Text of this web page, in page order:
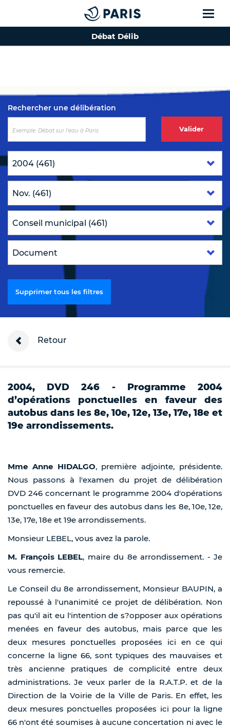
Top of the page
Débat Délib
Rechercher une délibération
Valider
Supprimer tous les filtres
Retour
2004, DVD 246 - Programme 2004
d’opérations ponctuelles en faveur des
autobus dans les 8e, 10e, 12e, 13e, 17e, 18e et
19e arrondissements.
Mme Anne HIDALGO, première adjointe, présidente.
Nous passons à l'examen du projet de délibération
DVD 246 concernant le programme 2004 d'opérations
ponctuelles en faveur des autobus dans les 8e, 10e, 12e,
13e, 17e, 18e et 19e arrondissements.
Monsieur LEBEL, vous avez la parole.
M. François LEBEL, maire du 8e arrondissement. - Je
vous remercie.
Le Conseil du 8e arrondissement, Monsieur BAUPIN, a
repoussé à l'unanimité ce projet de délibération. Non
pas qu'il ait eu l'intention de s?opposer aux opérations
menées en faveur des autobus, mais parce que les
deux mesures ponctuelles proposées ici en ce qui
concerne la ligne 66, sont typiques des mauvaises et
très ancienne pratiques de complicité entre deux
administrations. Je veux parler de la R.A.T.P. et de la
Direction de la Voirie de la Ville de Paris. En effet, les
deux mesures ponctuelles proposées ici pour la ligne
66 n'ont été soumises à aucune concertation ni avec le